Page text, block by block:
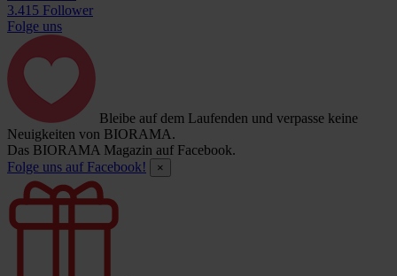
3.415 Follower
Folge uns
Bleibe auf dem Laufenden und verpasse keine
Neuigkeiten von BIORAMA.
Das BIORAMA Magazin auf Facebook.
Folge uns auf Facebook!
×